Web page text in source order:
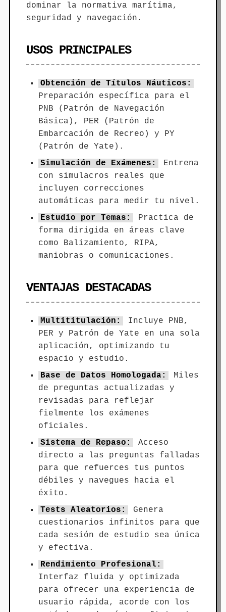
dominar la normativa marítima,
seguridad y navegación.
USOS PRINCIPALES
Obtención de Títulos Náuticos:
Preparación específica para el
PNB (Patrón de Navegación
Básica), PER (Patrón de
Embarcación de Recreo) y PY
(Patrón de Yate).
Simulación de Exámenes:
Entrena
con simulacros reales que
incluyen correcciones
automáticas para medir tu nivel.
Estudio por Temas:
Practica de
forma dirigida en áreas clave
como Balizamiento, RIPA,
maniobras o comunicaciones.
VENTAJAS DESTACADAS
Multititulación:
Incluye PNB,
PER y Patrón de Yate en una sola
aplicación, optimizando tu
espacio y estudio.
Base de Datos Homologada:
Miles
de preguntas actualizadas y
revisadas para reflejar
fielmente los exámenes
oficiales.
Sistema de Repaso:
Acceso
directo a las preguntas falladas
para que refuerces tus puntos
débiles y navegues hacia el
éxito.
Tests Aleatorios:
Genera
cuestionarios infinitos para que
cada sesión de estudio sea única
y efectiva.
Rendimiento Profesional:
Interfaz fluida y optimizada
para ofrecer una experiencia de
usuario rápida, acorde con los